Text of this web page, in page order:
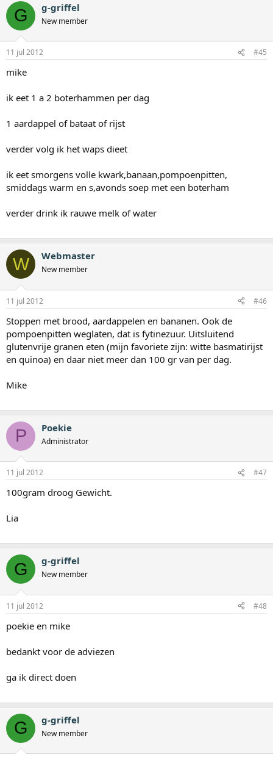
G g-griffel
New member
11 jul 2012 #45
mike
ik eet 1 a 2 boterhammen per dag
1 aardappel of bataat of rijst
verder volg ik het waps dieet
ik eet smorgens volle kwark,banaan,pompoenpitten,
smiddags warm en s,avonds soep met een boterham
verder drink ik rauwe melk of water
W Webmaster
New member
11 jul 2012 #46
Stoppen met brood, aardappelen en bananen. Ook de
pompoenpitten weglaten, dat is fytinezuur. Uitsluitend
glutenvrije granen eten (mijn favoriete zijn: witte basmatirijst
en quinoa) en daar niet meer dan 100 gr van per dag.
Mike
P Poekie
Administrator
11 jul 2012 #47
100gram droog Gewicht.
Lia
G g-griffel
New member
11 jul 2012 #48
poekie en mike
bedankt voor de adviezen
ga ik direct doen
G g-griffel
New member